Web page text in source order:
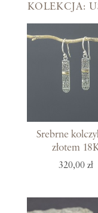
KOLEKCJA:
Srebrne
złotem
320,00 zł